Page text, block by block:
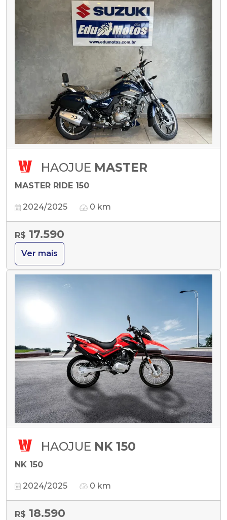
HAOJUE MASTER
MASTER RIDE 150
2024/2025 0 km
R$ 17.590
Ver mais
HAOJUE NK 150
NK 150
2024/2025 0 km
R$ 18.590